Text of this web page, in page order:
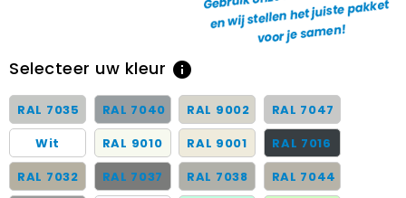
Selecteer uw kleur info
RAL 7035 RAL 7040 RAL 9002
RAL 7047
Wit
RAL 9010 RAL 9001
RAL 7016
RAL 7032
RAL 7037 RAL 7038
RAL 7044